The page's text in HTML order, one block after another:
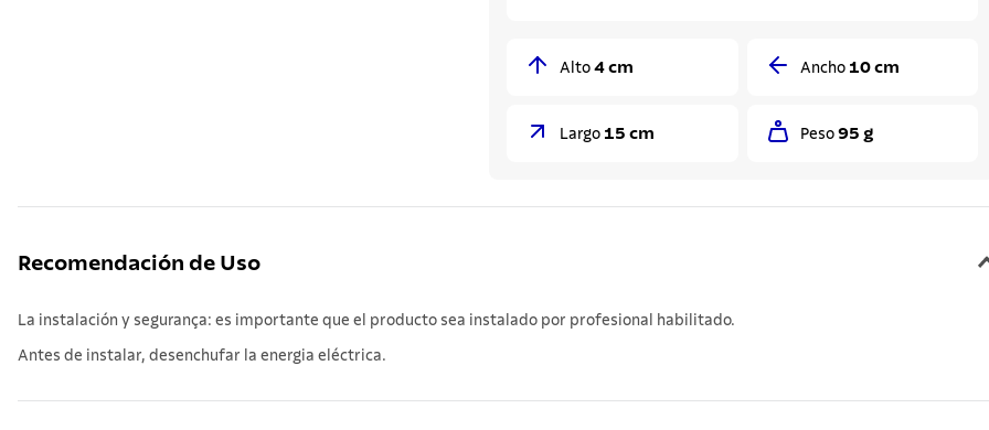
Alto 4 cm Ancho 10 cm
Largo 15 cm Peso 95 g
Recomendación de Uso
La instalación y segurança: es importante que el producto sea instalado por profesional habilitado.
Antes de instalar, desenchufar la energia eléctrica.